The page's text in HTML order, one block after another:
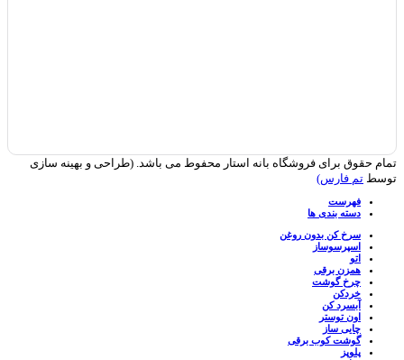
تمام حقوق برای فروشگاه بانه استار محفوط می باشد. (طراحی و بهینه سازی
توسط تم فارس)
فهرست
دسته بندی ها
سرخ کن بدون روغن
اسپرسوساز
اتو
همزن برقی
چرخ گوشت
خردکن
آبسرد کن
اون توستر
چایی ساز
گوشت کوب برقی
پلوپز